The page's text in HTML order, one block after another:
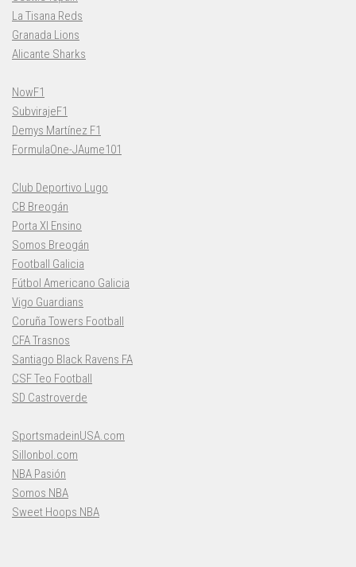
La Tisana Reds
Granada Lions
Alicante Sharks
NowF1
SubvirajeF1
Demys Martínez F1
FormulaOne-JAume101
Club Deportivo Lugo
CB Breogán
Porta XI Ensino
Somos Breogán
Football Galicia
Fútbol Americano Galicia
Vigo Guardians
Coruña Towers Football
CFA Trasnos
Santiago Black Ravens FA
CSF Teo Football
SD Castroverde
SportsmadeinUSA.com
Sillonbol.com
NBA Pasión
Somos NBA
Sweet Hoops NBA